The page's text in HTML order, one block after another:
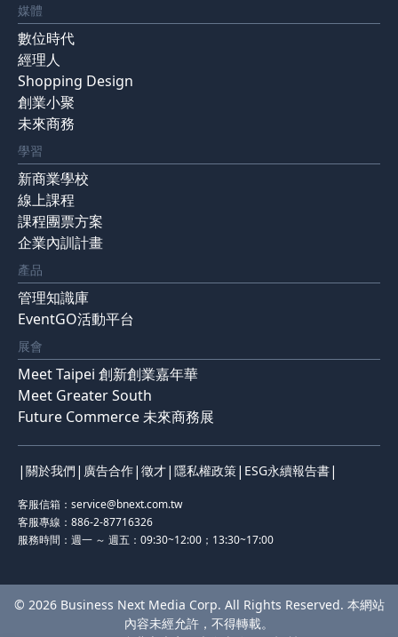
媒體
數位時代
經理人
Shopping Design
創業小聚
未來商務
學習
新商業學校
線上課程
課程團票方案
企業內訓計畫
產品
管理知識庫
EventGO活動平台
展會
Meet Taipei 創新創業嘉年華
Meet Greater South
Future Commerce 未來商務展
| 關於我們 | 廣告合作| 徵才| 隱私權政策| ESG永續報告書|
客服信箱： service@bnext.com.tw
客服專線：886-2-87716326
服務時間：週一 ～ 週五：09:30~12:00；13:30~17:00
© 2026 Business Next Media Corp. All Rights Reserved. 本網站
內容未經允許，不得轉載。